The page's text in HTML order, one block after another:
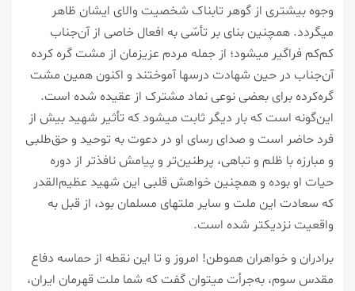
وجوه بیشتری از گوهر تابناک شخصیت والای ایشان ظاهر
میگردد. همچنین بنای بر تأسّی به افعال خاصی از آن‌جناب
کم‌کم فراگیر میشود؛ از جمله مردم عزیزمان از مشت گره کرده‌
آن‌جناب در حین شهادت درسها آموختند و اکنون همین مشت
گره‌کرده برای بعضی نوعی نماد مشترک از عقیده شده است.
این‌گونه است که بار دیگر ثابت میشود که تأثیر شهید بیش از
فرد حاضر است و صدای رسای او در دعوت به توحید و حق‌طلبی
و مبارزه با ظلم و تباهی، پرطنین‌تر و پیامش نافذتر از دوره
حیات او بوده و همچنین خواهش قلبی این شهید عظیم‌القدر
که سعادت این ملت و سایر ملتهای مسلمان بود، از قبل به
واقعیت نزدیکتر شده است.
برادران و خواهران هموطن! امروز و تا این نقطه از حماسه دفاع
مقدس سوم، به‌جرأت میتوان گفت که شما ملت قهرمان ایران،